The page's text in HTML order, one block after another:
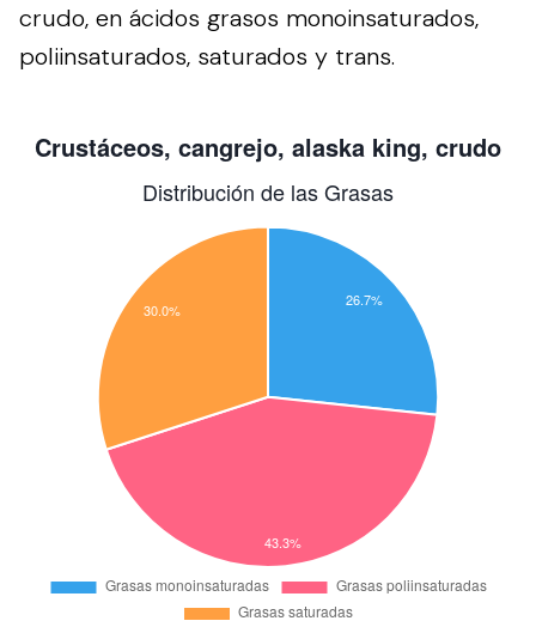
crudo, en ácidos grasos monoinsaturados,
poliinsaturados, saturados y trans.